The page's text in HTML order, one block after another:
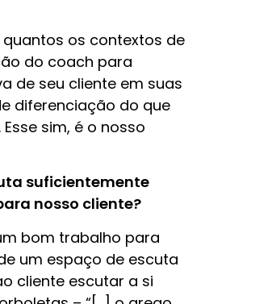
os contextos de
do coach para
de seu cliente em suas
diferenciação do que
sim, é o nosso
suficientemente
nosso cliente?
bom trabalho para
um espaço de escuta
cliente escutar a si